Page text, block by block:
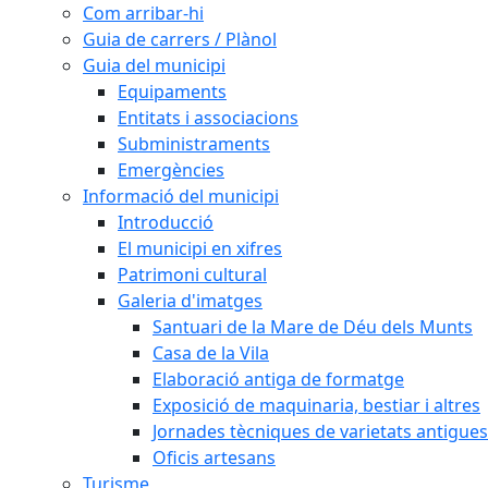
Com arribar-hi
Guia de carrers / Plànol
Guia del municipi
Equipaments
Entitats i associacions
Subministraments
Emergències
Informació del municipi
Introducció
El municipi en xifres
Patrimoni cultural
Galeria d'imatges
Santuari de la Mare de Déu dels Munts
Casa de la Vila
Elaboració antiga de formatge
Exposició de maquinaria, bestiar i altres
Jornades tècniques de varietats
Oficis artesans